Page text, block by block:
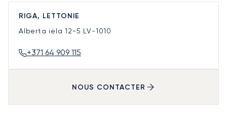
RIGA, LETTONIE
Alberta iela 12-5 LV-1010
+371 64 909 115
NOUS CONTACTER